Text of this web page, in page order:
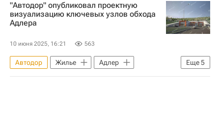
Московская область (Подмосковье)
Сергей Кельбах
Следственный комитет России (СК РФ)
Криминал
"Автодор" опубликовал проектную
визуализацию ключевых узлов обхода
Адлера
10 июня 2025, 16:21 563
Еще5
Автодор Жилье
Адлер
Красная Поляна
Главгосэкспертиза